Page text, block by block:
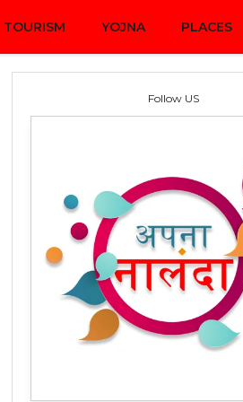
TOURISM YOJNA PLACES
Follow US